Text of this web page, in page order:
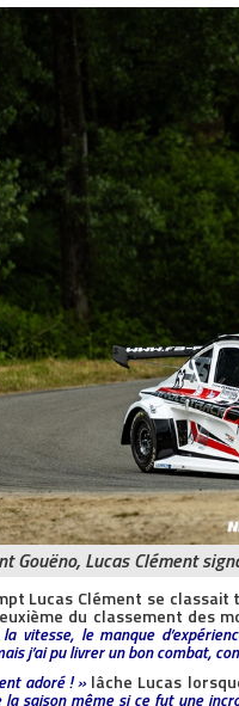
Gouëno, Lucas Clément
Lucas Clément se
du classement des
vitesse, le manque
j’ai pu livrer un bon combat,
adoré ! »lâche Lucas
saison même si ce fut une